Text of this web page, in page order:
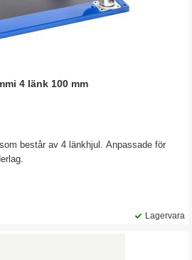
4 länk 100 mm
består av 4 länkhjul. Anpassade för
Lagervara